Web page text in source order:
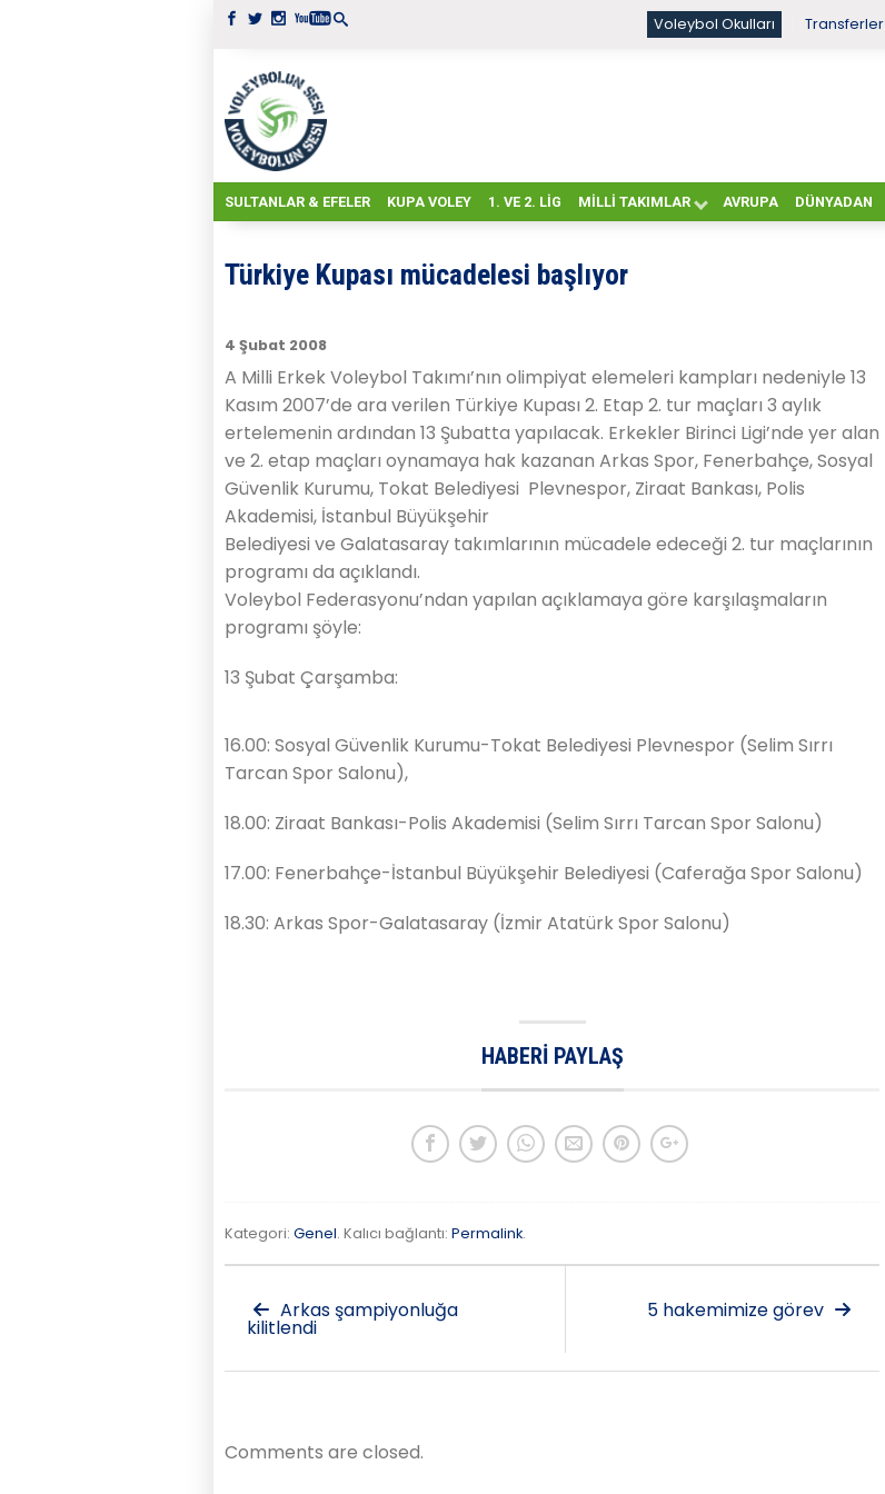
Voleybol Okulları Transferler
SULTANLAR & EFELER KUPA VOLEY 1. VE 2. LIG MILLI TAKIMLAR AVRUPA DÜNYADAN
Türkiye Kupası mücadelesi başlıyor
4 Şubat 2008
A Milli Erkek Voleybol Takımı’nın olimpiyat elemeleri kampları nedeniyle 13
Kasım 2007’de ara verilen Türkiye Kupası 2. Etap 2. tur maçları 3 aylık
ertelemenin ardından 13 Şubatta yapılacak. Erkekler Birinci Ligi’nde yer alan
ve 2. etap maçları oynamaya hak kazanan Arkas Spor, Fenerbahçe, Sosyal
Güvenlik Kurumu, Tokat Belediyesi Plevnespor, Ziraat Bankası, Polis
Akademisi, İstanbul Büyükşehir
Belediyesi ve Galatasaray takımlarının mücadele edeceği 2. tur maçlarının
programı da açıklandı.
Voleybol Federasyonu’ndan yapılan açıklamaya göre karşılaşmaların
programı şöyle:
13 Şubat Çarşamba:
16.00: Sosyal Güvenlik Kurumu-Tokat Belediyesi Plevnespor (Selim Sırrı
Tarcan Spor Salonu),
18.00: Ziraat Bankası-Polis Akademisi (Selim Sırrı Tarcan Spor Salonu)
17.00: Fenerbahçe-İstanbul Büyükşehir Belediyesi (Caferağa Spor Salonu)
18.30: Arkas Spor-Galatasaray (İzmir Atatürk Spor Salonu)
HABERI PAYLAŞ
Kategori: Genel. Kalıcı bağlantı: Permalink.
Arkas şampiyonluğa
kilitlendi
5 hakemimize görev
Comments are closed.